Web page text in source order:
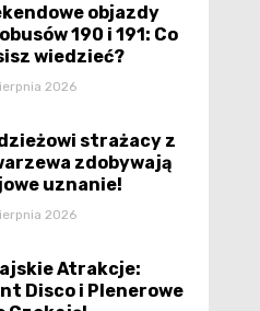
objazdy
190 i 191: Co
wiedzieć?
2026
strażacy z
zdobywają
uznanie!
2026
Atrakcje:
Disco i Plenerowe